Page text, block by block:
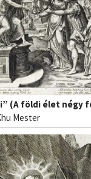
(A földi élet négy
Mester